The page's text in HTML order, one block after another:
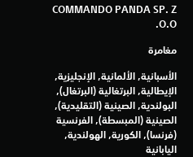
م
إ
ج
م
COMMANDO PANDA SP. Z
O.O.
مغامرة
الأسبانية, الألمانية, الإنجليزية,
الإيطالية, البرتغالية (البرتغال),
البولندية, الصينية (التقليدية),
الصينية (المبسطة), الفرنسية
(فرنسا), الكورية, الهولندية,
اليابانية